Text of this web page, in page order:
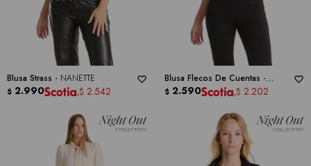
Blusa Strass - NANETTE
$ 2.990 $ 2.542
Blusa Flecos De Cuentas -
NANETTE
$ 2.590 $ 2.202